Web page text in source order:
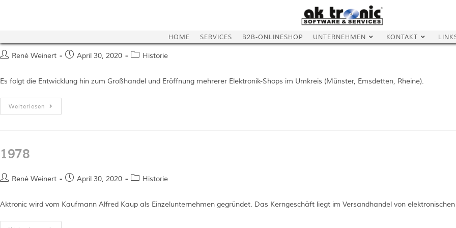
HOME SERVICES B2B-ONLINESHOP UNTERNEHMEN KONTAKT
René Weinert April 30, 2020 Historie
Es folgt die Entwicklung hin zum Großhandel und Eröffnung mehrerer Elektronik-Shops im Umkreis (Münster, Emsdetten, Rheine).
Weiterlesen
1978
René Weinert April 30, 2020 Historie
Aktronic wird vom Kaufmann Alfred Kaup als Einzelunternehmen gegründet. Das Kerngeschäft liegt im Versandhandel von